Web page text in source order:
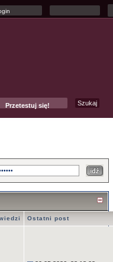
Przetestuj się!
Ostatni post